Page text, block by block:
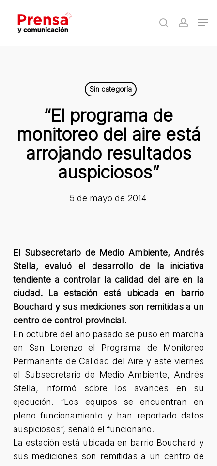
main
search
Sin categoría
“El programa de
monitoreo del aire está
arrojando resultados
auspiciosos”
5 de mayo de 2014
El Subsecretario de Medio Ambiente, Andrés
Stella, evaluó el desarrollo de la iniciativa
tendiente a controlar la calidad del aire en la
ciudad. La estación está ubicada en barrio
Bouchard y sus mediciones son remitidas a un
centro de control provincial.
En octubre del año pasado se puso en marcha
en San Lorenzo el Programa de Monitoreo
Permanente de Calidad del Aire y este viernes
el Subsecretario de Medio Ambiente, Andrés
Stella, informó sobre los avances en su
ejecución. “Los equipos se encuentran en
pleno funcionamiento y han reportado datos
auspiciosos”, señaló el funcionario.
La estación está ubicada en barrio Bouchard y
sus mediciones son remitidas a un centro de